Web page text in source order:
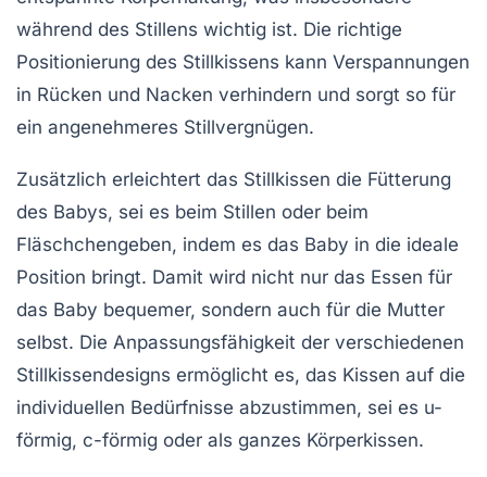
während des Stillens wichtig ist. Die richtige
Positionierung des Stillkissens kann Verspannungen
in Rücken und Nacken verhindern und sorgt so für
ein angenehmeres Stillvergnügen.
Zusätzlich erleichtert das Stillkissen die Fütterung
des Babys, sei es beim Stillen oder beim
Fläschchengeben, indem es das Baby in die ideale
Position bringt. Damit wird nicht nur das Essen für
das Baby bequemer, sondern auch für die Mutter
selbst. Die Anpassungsfähigkeit der verschiedenen
Stillkissendesigns ermöglicht es, das Kissen auf die
individuellen Bedürfnisse abzustimmen, sei es u-
förmig, c-förmig oder als ganzes Körperkissen.